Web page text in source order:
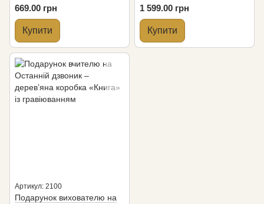
комплімент, M "Глибока
повага"
669.00 грн
Купити
"Книга щирої шани"
1 599.00 грн
Купити
Артикул: 2100
Подарунок вихователю на